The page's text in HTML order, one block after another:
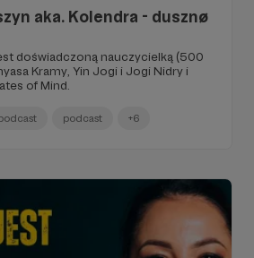
aka. Kolendra - dusznø
doświadczoną nauczycielką (500
of Mind.
podcast +6